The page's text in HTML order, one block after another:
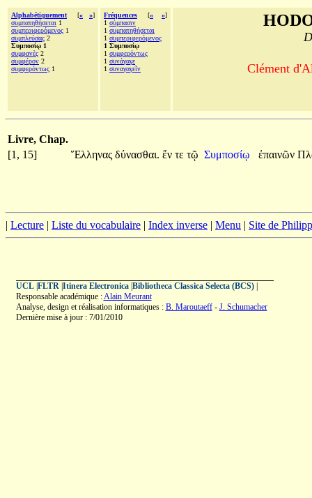
Alphabétiquement [« »]
συμπατηθήσεται 1
συμπεριφερόμενος 1
συμπλεύσας 2
Συμποσίῳ 1
συμφανὲς 2
συμφέρον 2
συμφερόντως 1
Fréquences [« »]
1 σύμπασιν
1 συμπατηθήσεται
1 συμπεριφερόμενος
1 Συμποσίῳ
1 συμφερόντως
1 συνάγαγε
1 συναγαγεῖν Clément
Livre, Chap.
[1, 15]
Ἕλληνας δύνασθαι. ἔν τε τῷ Συμποσίῳ ἐπαινῶν
| Lecture | Liste du vocabulaire | Index inverse | Menu | Site de
UCL| FLTR| Itinera Electronica| Bibliotheca Classica Selecta (BCS)|
Responsable académique :Alain Meurant
Analyse, design et réalisation informatiques : B. Maroutaeff- J. Schumacher
Dernière mise à jour : 7/01/2010